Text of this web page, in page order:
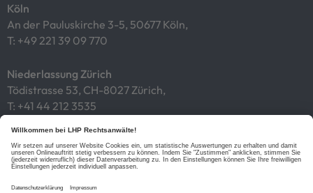
Köln
An der Pauluskirche 3-5, 50677 Köln,
T: +49 221 39 09 770
Niederlassung Zürich
Tödistrasse 53, CH-8027 Zürich,
T: +41 44 212 3535